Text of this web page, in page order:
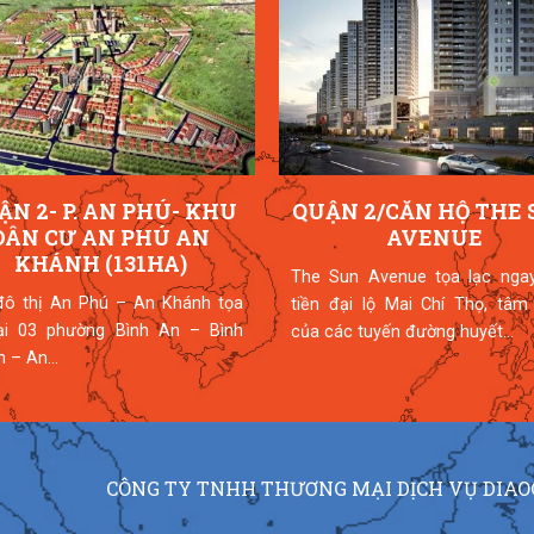
2- P. AN PHÚ- KHU
CƯ AN PHÚ AN
KHÁNH (131HA)
thị An Phú – An Khánh tọa
03 phường Bình An – Bình
– An...
QUẬN 2/CĂN HỘ THE
AVENUE
The Sun Avenue tọa lạc
tiền đại lộ Mai Chí Thọ, tâm
của các tuyến đường huyết...
CÔNG TY TNHH THƯƠNG MẠI DỊCH VỤ